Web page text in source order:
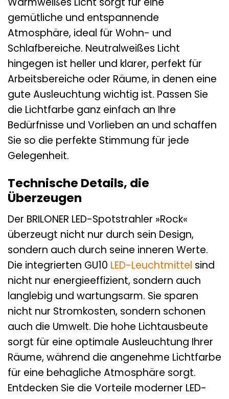
gemütliche und entspannende
Atmosphäre, ideal für Wohn- und
Schlafbereiche. Neutralweißes Licht
hingegen ist heller und klarer, perfekt für
Arbeitsbereiche oder Räume, in denen eine
gute Ausleuchtung wichtig ist. Passen Sie
die Lichtfarbe ganz einfach an Ihre
Bedürfnisse und Vorlieben an und schaffen
Sie so die perfekte Stimmung für jede
Gelegenheit.
Technische Details, die
Überzeugen
Der BRILONER LED-Spotstrahler »Rock«
überzeugt nicht nur durch sein Design,
sondern auch durch seine inneren Werte.
Die integrierten GU10 LED-Leuchtmittel sind
nicht nur energieeffizient, sondern auch
langlebig und wartungsarm. Sie sparen
nicht nur Stromkosten, sondern schonen
auch die Umwelt. Die hohe Lichtausbeute
sorgt für eine optimale Ausleuchtung Ihrer
Räume, während die angenehme Lichtfarbe
für eine behagliche Atmosphäre sorgt.
Entdecken Sie die Vorteile moderner LED-